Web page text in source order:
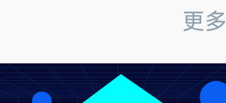
更多